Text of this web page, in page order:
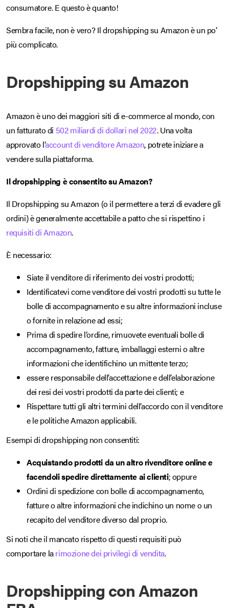
consumatore. E questo è quanto!
Sembra facile, non è vero? Il dropshipping su Amazon è un po’
più complicato.
Dropshipping su Amazon
Amazon è uno dei maggiori siti di e-commerce al mondo, con
un fatturato di 502 miliardi di dollari nel 2022. Una volta
approvato l’account di venditore Amazon, potrete iniziare a
vendere sulla piattaforma.
Il dropshipping è consentito su Amazon?
Il Dropshipping su Amazon (o il permettere a terzi di evadere gli
ordini) è generalmente accettabile a patto che si rispettino i
requisiti di Amazon.
È necessario:
Siate il venditore di riferimento dei vostri prodotti;
Identificatevi come venditore dei vostri prodotti su tutte le
bolle di accompagnamento e su altre informazioni incluse
o fornite in relazione ad essi;
Prima di spedire l’ordine, rimuovete eventuali bolle di
accompagnamento, fatture, imballaggi esterni o altre
informazioni che identifichino un mittente terzo;
essere responsabile dell’accettazione e dell’elaborazione
dei resi dei vostri prodotti da parte dei clienti; e
Rispettare tutti gli altri termini dell’accordo con il venditore
e le politiche Amazon applicabili.
Esempi di dropshipping non consentiti:
Acquistando prodotti da un altro rivenditore online e
facendoli spedire direttamente ai clienti; oppure
Ordini di spedizione con bolle di accompagnamento,
fatture o altre informazioni che indichino un nome o un
recapito del venditore diverso dal proprio.
Si noti che il mancato rispetto di questi requisiti può
comportare larimozione dei privilegi di vendita.
Dropshipping con Amazon